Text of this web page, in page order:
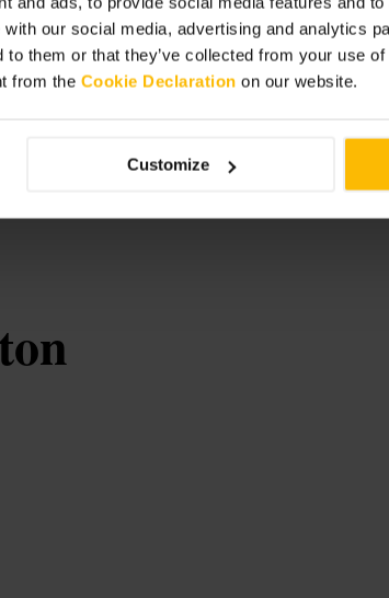
our social media, advertising and analytics
to them or that they’ve collected from your use
from the Cookie Declaration on our website.
Customize
Se estiver sozinho,
espaço para outras
mesas partilhadas. Leve